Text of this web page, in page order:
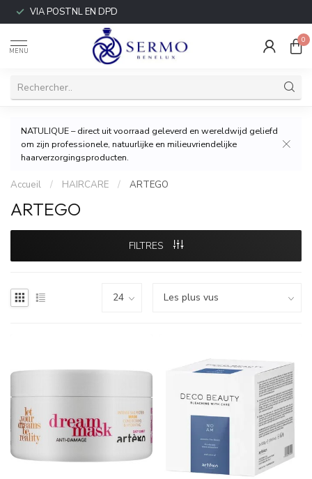
VIA POSTNL EN DPD
MENU
0
NATULIQUE – direct uit voorraad geleverd en wereldwijd geliefd
om zijn professionele, natuurlijke en milieuvriendelijke
haarverzorgingsproducten.
Accueil / HAIRCARE / ARTEGO
ARTEGO
FILTRES